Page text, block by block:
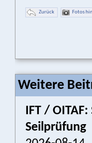
Zurück Fotos
Weitere
IFT /
Seilprüfung